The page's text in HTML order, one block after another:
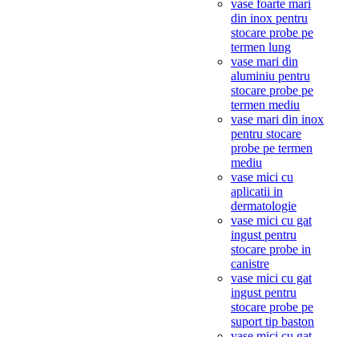
vase foarte mari
din inox pentru
stocare probe pe
termen lung
vase mari din
aluminiu pentru
stocare probe pe
termen mediu
vase mari din inox
pentru stocare
probe pe termen
mediu
vase mici cu
aplicatii in
dermatologie
vase mici cu gat
ingust pentru
stocare probe in
canistre
vase mici cu gat
ingust pentru
stocare probe pe
suport tip baston